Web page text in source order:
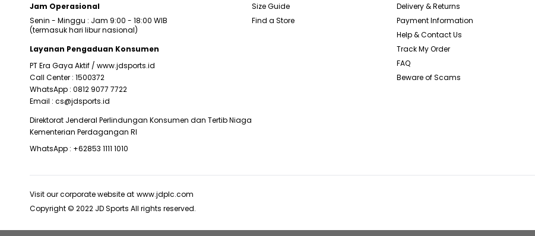
Jam Operasional
Senin - Minggu : Jam 9:00 - 18:00 WIB
(termasuk hari libur nasional)
Layanan Pengaduan Konsumen
PT Era Gaya Aktif / www.jdsports.id
Call Center : 1500372
WhatsApp : 0812 9077 7722
Email : cs@jdsports.id
Direktorat Jenderal Perlindungan Konsumen dan Tertib Niaga
Kementerian Perdagangan RI
WhatsApp : +62853 1111 1010
Size Guide
Find a Store
Delivery & Returns
Payment Information
Help & Contact Us
Track My Order
FAQ
Beware of Scams
Visit our corporate website at www.jdplc.com
Copyright © 2022 JD Sports All rights reserved.